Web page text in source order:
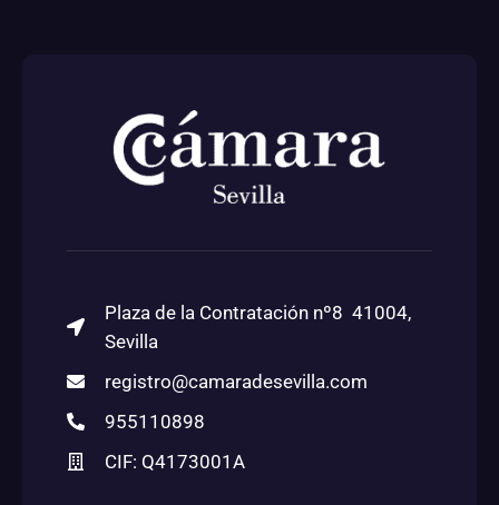
Plaza de la Contratación nº8 41004,
Sevilla
registro@camaradesevilla.com
955110898
CIF: Q4173001A